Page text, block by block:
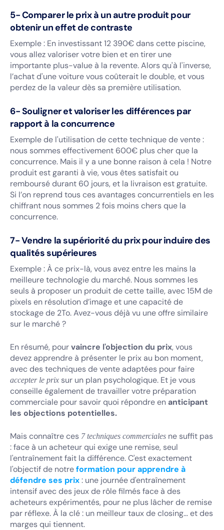
5- Comparer le prix à un autre produit pour
obtenir un effet de contraste
Exemple : En investissant 12 390€ dans cette piscine,
vous allez valoriser votre bien et en tirer une
importante plus-value à la revente. Alors qu'à l'inverse,
l’achat d'une voiture vous coûterait le double, et vous
perdez de la valeur dès sa première utilisation.
6- Souligner et valoriser les différences par
rapport à la concurrence
Exemple de l'utilisation de cette technique de vente :
nous sommes effectivement 600€ plus cher que la
concurrence. Mais il y a une bonne raison à cela ! Notre
produit est garanti à vie, vous êtes satisfait ou
remboursé durant 60 jours, et la livraison est gratuite.
Si l’on reprend tous ces avantages concurrentiels en les
chiffrant nous sommes 2 fois moins chers que la
concurrence.
7- Vendre la supériorité du prix pour induire des
qualités supérieures
Exemple : À ce prix-là, vous avez entre les mains la
meilleure technologie du marché. Nous sommes les
seuls à proposer un produit de cette taille, avec 15M de
pixels en résolution d’image et une capacité de
stockage de 2To. Avez-vous déjà vu une offre similaire
sur le marché ?
En résumé, pourvaincre l'objection du prix, vous
devez apprendre à présenter le prix au bon moment,
avec des techniques de vente adaptées pour faire
accepter le prix sur un plan psychologique. Et je vous
conseille également de travailler votre préparation
commerciale pour savoir quoi répondre en anticipant
les objections potentielles.
Mais connaître ces 7 techniques commerciales ne suffit pas
: face à un acheteur qui exige une remise, seul
l'entraînement fait la différence. C'est exactement
l'objectif de notreformation pour apprendre à
défendre ses prix: une journée d'entraînement
intensif avec des jeux de rôle filmés face à des
acheteurs expérimentés, pour ne plus lâcher de remise
par réflexe. À la clé : un meilleur taux de closing... et des
marges qui tiennent.